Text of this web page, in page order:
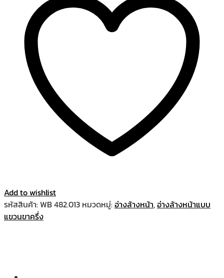
Add to wishlist
รหัสสินค้า:WB 482.013 หมวดหมู่:อ่างล้างหน้า,อ่างล้างหน้าแบบ
แขวนขาครึ่ง